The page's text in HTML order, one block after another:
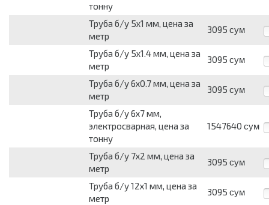
тонну
Труба б/у 5х1 мм, цена за
метр
3095 сум
Труба б/у 5х1.4 мм, цена за
метр
3095 сум
Труба б/у 6х0.7 мм, цена за
метр
3095 сум
Труба б/у 6х7 мм,
электросварная, цена за
тонну
1547640 сум
Труба б/у 7х2 мм, цена за
метр
3095 сум
Труба б/у 12х1 мм, цена за
метр
3095 сум